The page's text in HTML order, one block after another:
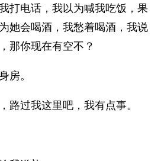
打电话，我以为喊我吃饭，果
她会喝酒，我愁着喝酒，我说
那你现在有空不？
房。
路过我这里吧，我有点事。